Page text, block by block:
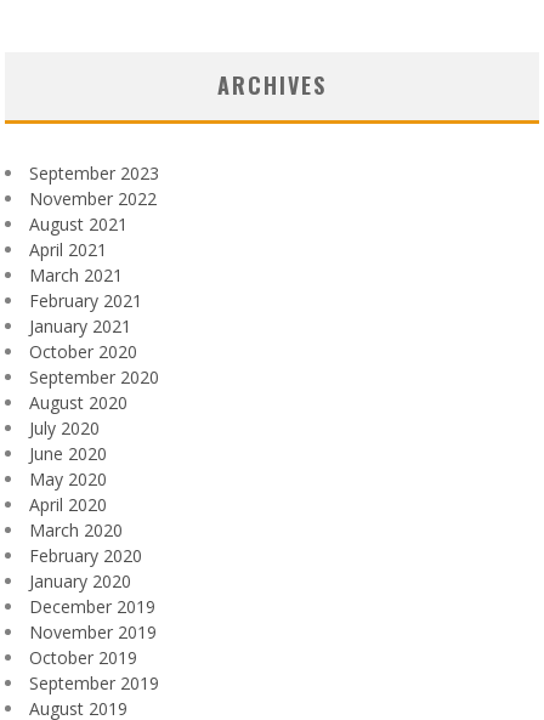
ARCHIVES
September 2023
November 2022
August 2021
April 2021
March 2021
February 2021
January 2021
October 2020
September 2020
August 2020
July 2020
June 2020
May 2020
April 2020
March 2020
February 2020
January 2020
December 2019
November 2019
October 2019
September 2019
August 2019